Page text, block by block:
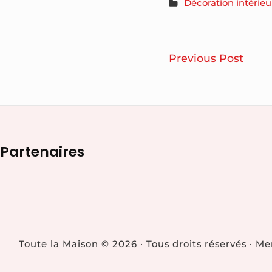
Décoration
Navigation
Previous Post
de
Footer
Partenaires
Toute la Maison © 2026 · Tous droits réservés ·